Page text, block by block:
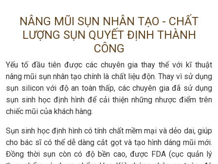
NÂNG MŨI SỤN NHÂN TẠO - CHẤT
LƯỢNG SỤN QUYẾT ĐỊNH THÀNH
CÔNG
Yếu tố đầu tiên được các chuyên gia thay thế với kĩ thuật
nâng mũi sụn nhân tạo chính là chất liệu độn. Thay vì sử dụng
sụn silicon với độ an toàn thấp, các chuyên gia đã sử dụng
sụn sinh học định hình để cải thiện những nhược điểm trên
chiếc mũi của khách hàng.
Sụn sinh học định hình có tính chất mềm mại và dẻo dai, giúp
cho bác sĩ có thể dễ dàng cắt gọt và tạo hình dáng mũi mới.
Đồng thời sụn còn có độ bền cao, được FDA (cục quản lý